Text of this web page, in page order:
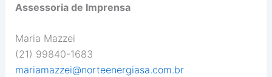
Assessoria de Imprensa
Maria Mazzei
(21) 99840-1683
mariamazzei@norteenergiasa.com.br